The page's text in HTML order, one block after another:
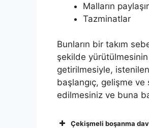
Malların
Tazminatlar
Bunların bir takım
şekilde
getirilmesiyle,
başlangıç, gelişme ve
edilmesiniz ve buna
Çekişmeli boşanma